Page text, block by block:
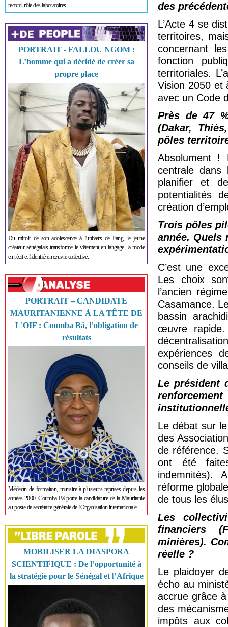
record, rôle des laboratoires
PORTRAIT - FALLOU NGOM :
L’homme qui a décidé de créer sa
propre place
Du miroir de son adolescence à l'univers de Fang, le jeune
créateur sénégalais transforme le vêtement en langage, la mode
en récit et l'identité en œuvre collective.
PORTRAIT – CANDIDATE
MAURITANIENNE À LA TÊTE DE
L'OIF : Coumba Bâ, l’obligation de
résultats
Médecin de formation, ministre à plusieurs reprises depuis les
années 2000, Coumba Bâ porte la candidature de la Mauritanie
au poste de secrétaire générale de l'Organisation internationale
MOBILISER LA DIASPORA
SCIENTIFIQUE : De l’opportunité à
la stratégie pour le Sénégal et l’Afrique
des
L’Acte 4 se
territoires,
concernant
fonction
territoriales.
Vision 2050 et
avec un Code
Près de 47
(Dakar,
pôles
Absolument !
centrale dans
planifier et
potentialités
création
Trois pôles
année. Quels
C’est une
Les choix
l’ancien
Casamance.
bassin
œuvre
expériences
conseils de
Le président
Le débat sur
des
de référence.
ont été
indemnités).
réforme
de tous les
Les
financiers
minières).
réelle ?
Le plaidoyer
écho au
accrue grâce
des
impôts aux